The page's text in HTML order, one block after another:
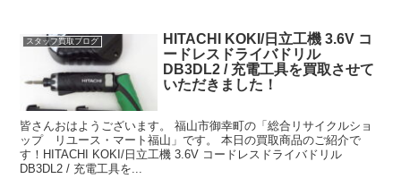
スタッフ買取ブログ
HITACHI KOKI/日立工機 3.6V コ
ードレスドライバドリル
DB3DL2 / 充電工具を買取させて
いただきました！
皆さんおはようございます。 福山市御幸町の「総合リサイクルショ
ップ リユース・マート福山」です。 本日の買取商品のご紹介で
す！HITACHI KOKI/日立工機 3.6V コードレスドライバドリル
DB3DL2 / 充電工具を...